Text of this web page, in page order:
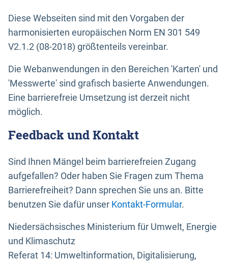
Diese Webseiten sind mit den Vorgaben der
harmonisierten europäischen Norm EN 301 549
V2.1.2 (08-2018) größtenteils vereinbar.
Die Webanwendungen in den Bereichen 'Karten' und
'Messwerte' sind grafisch basierte Anwendungen.
Eine barrierefreie Umsetzung ist derzeit nicht
möglich.
Feedback und Kontakt
Sind Ihnen Mängel beim barrierefreien Zugang
aufgefallen? Oder haben Sie Fragen zum Thema
Barrierefreiheit? Dann sprechen Sie uns an. Bitte
benutzen Sie dafür unser Kontakt-Formular.
Niedersächsisches Ministerium für Umwelt, Energie
und Klimaschutz
Referat 14: Umweltinformation, Digitalisierung,